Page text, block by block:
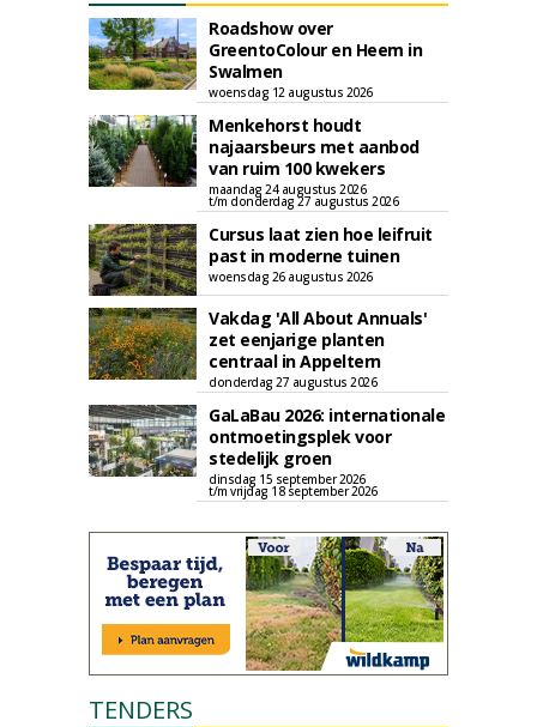
Roadshow over
GreentoColour en Heem in
Swalmen
woensdag 12 augustus 2026
Menkehorst houdt
najaarsbeurs met aanbod
van ruim 100 kwekers
maandag 24 augustus 2026
t/m donderdag 27 augustus 2026
Cursus laat zien hoe leifruit
past in moderne tuinen
woensdag 26 augustus 2026
Vakdag 'All About Annuals'
zet eenjarige planten
centraal in Appeltern
donderdag 27 augustus 2026
GaLaBau 2026: internationale
ontmoetingsplek voor
stedelijk groen
dinsdag 15 september 2026
t/m vrijdag 18 september 2026
TENDERS